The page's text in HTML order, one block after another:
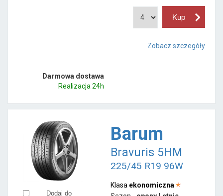
Zobacz szczegóły
Darmowa dostawa
Realizacja 24h
Dodaj do
Barum
Bravuris 5HM
225/45 R19 96W
Klasa ekonomiczna